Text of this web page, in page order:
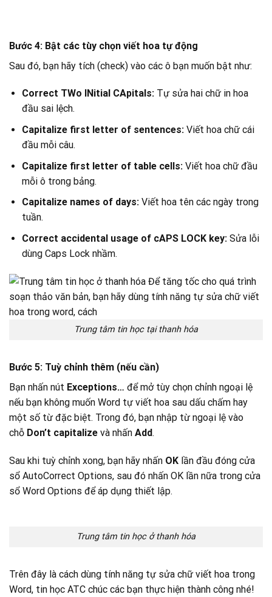
Bước 4: Bật các tùy chọn viết hoa tự động
Sau đó, bạn hãy tích (check) vào các ô bạn muốn bật như:
Correct TWo INitial CApitals:Tự sửa hai chữ in hoa
đầu sai lệch.
Capitalize first letter of sentences:Viết hoa chữ cái
đầu mỗi câu.
Capitalize first letter of table cells:Viết hoa chữ đầu
mỗi ô trong bảng.
Capitalize names of days:Viết hoa tên các ngày trong
tuần.
Correct accidental usage of cAPS LOCK key:Sửa lỗi
dùng Caps Lock nhầm.
Trung tâm tin học tại thanh hóa
Bước 5: Tuỳ chỉnh thêm (nếu cần)
Bạn nhấn nút Exceptions… để mở tùy chọn chỉnh ngoại lệ
nếu bạn không muốn Word tự viết hoa sau dấu chấm hay
một số từ đặc biệt. Trong đó, bạn nhập từ ngoại lệ vào
chỗ Don’t capitalize và nhấn Add.
Sau khi tuỳ chỉnh xong, bạn hãy nhấn OK lần đầu đóng cửa
sổ AutoCorrect Options, sau đó nhấn OK lần nữa trong cửa
sổ Word Options để áp dụng thiết lập.
Trung tâm tin học ở thanh hóa
Trên đây là cách dùng tính năng tự sửa chữ viết hoa trong
Word, tin học ATC chúc các bạn thực hiện thành công nhé!